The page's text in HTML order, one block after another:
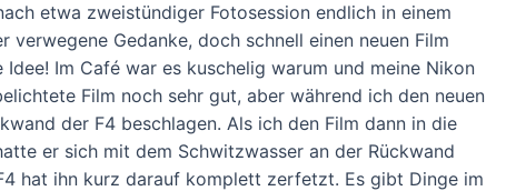
etwa zweistündiger Fotosession endlich in einem
Gedanke, doch schnell einen neuen Film
Im Café war es kuschelig warum und meine Nikon
Film noch sehr gut, aber während ich den neuen
der F4 beschlagen. Als ich den Film dann in die
er sich mit dem Schwitzwasser an der Rückwand
hat ihn kurz darauf komplett zerfetzt. Es gibt Dinge im